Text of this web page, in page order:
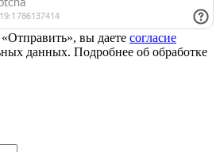
вы даете согласие
данных. Подробнее об обработке